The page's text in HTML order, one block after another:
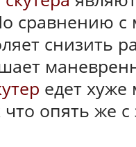
сравнению с
снизить
едет
что опять же